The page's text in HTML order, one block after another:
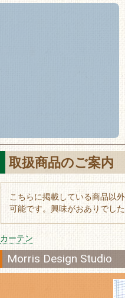
取扱商品のご案内
こちらに掲載している商品以
可能です。興味がおありでし
カーテン
Morris Design Studio